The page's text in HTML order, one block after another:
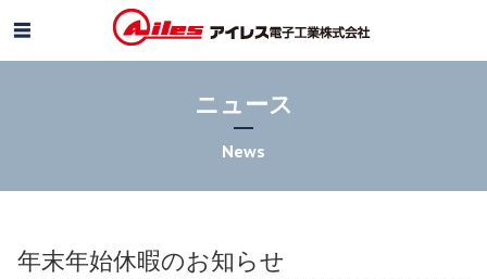
ニュース
News
年末年始休暇のお知らせ